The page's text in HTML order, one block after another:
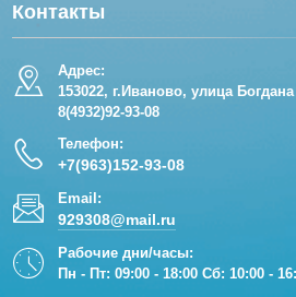
Контакты
Адрес:
153022, г.Иваново, улица
8(4932)92-93-08
Телефон:
+7(963)152-93-08
Email:
929308@mail.ru
Рабочие дни/часы:
Пн - Пт: 09:00 - 18:00 Сб: 10:00 -